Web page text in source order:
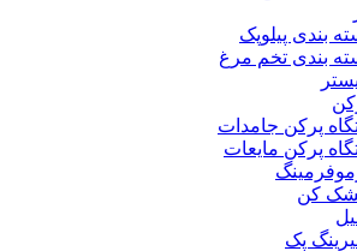
بندی پیلوپک
بندی تخم مرغ
پرکن جامدات
پرکن مایعات
کن
پک